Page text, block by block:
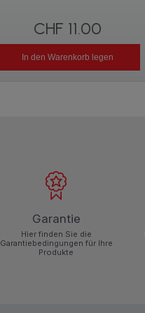
CHF 11.00
In den Warenkorb legen
Garantie
Hier finden Sie die
Garantiebedingungen für Ihre
Produkte